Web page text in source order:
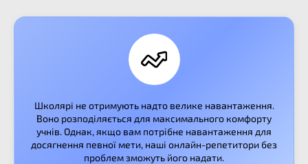
Школярі не отримують надто велике навантаження.
Воно розподіляється для максимального комфорту
учнів. Однак, якщо вам потрібне навантаження для
досягнення певної мети, наші онлайн-репетитори без
проблем зможуть його надати.